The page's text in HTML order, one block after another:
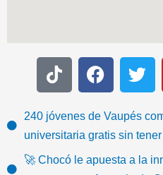
T
i
t
o
k
F
a
e
b
o
o
T
w
t
t
e
r
240 jóvenes de Vaupés
universitaria gratis sin
🚀 Chocó le apuesta a la